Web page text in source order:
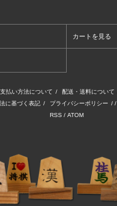
カートを見る
支払い方法について / 配送・送料について
に基づく表記 / プライバシーポリシー / /
RSS / ATOM